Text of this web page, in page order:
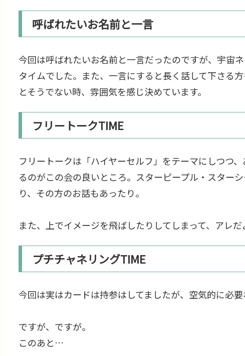
呼ばれたいお名前と一言
今回は呼ばれたいお名前と一言だったのですが、宇宙
タイムでした。また、一言にすると長く話して下さる
とそうでない時、雰囲気を感じ決めています。
フリートークTIME
フリートークは「ハイヤーセルフ」をテーマにしつつ
るのがこの会の良いところ。スターピープル・スター
り、その方のお話もあったり。
また、上でイメージを飛ばしたりしてしまって、アレだ
プチチャネリングTIME
今回は実はカードは持参はしてましたが、空気的に必
ですが、ですが。
このあと…